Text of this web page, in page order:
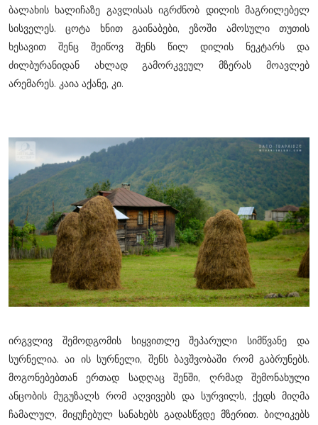
ბალახის ხალიჩაზე გავლისას იგრძნობ დილის მაგრილებელ
სისველეს. ცოტა ხნით გაინაბები, ეზოში ამოსული თუთის
ხესავით შენც შეიწოვ შენს წილ დილის ნეკტარს და
ძილბურანიდან ახლად გამორკვეულ მზერას მოავლებ
არემარეს. კაია აქანე, კი.
ირგვლივ შემოდგომის სიყვითლე შეპარული სიმწვანე და
სურნელია. აი ის სურნელი, შენს ბავშვობაში რომ გაბრუნებს.
მოგონებებთან ერთად სადღაც შენში, ღრმად შემონახული
ანცობის მუგუზალს რომ აღვივებს და სურვილს, ქედს მიღმა
ჩამალულ, მიყუჩებულ სანახებს გადასწვდე მზერით. ბილიკებს